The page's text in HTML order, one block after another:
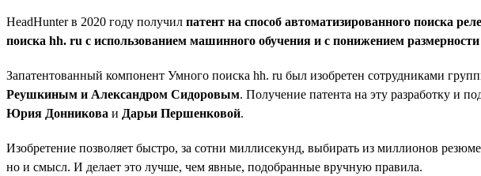
HeadHunter в 2020 году получил патент на способ автоматизированного поиска
поиска hh. ru с использованием машинного обучения и с понижением
Запатентованный компонент Умного поиска hh. ru был изобретен сотрудниками
Реушкиным и Александром Сидоровым. Получение патента на эту разработку и
Юрия Донникова и Дарьи Першенковой.
Изобретение позволяет быстро, за сотни миллисекунд, выбирать из миллионов
но и смысл. И делает это лучше, чем явные, подобранные вручную правила.